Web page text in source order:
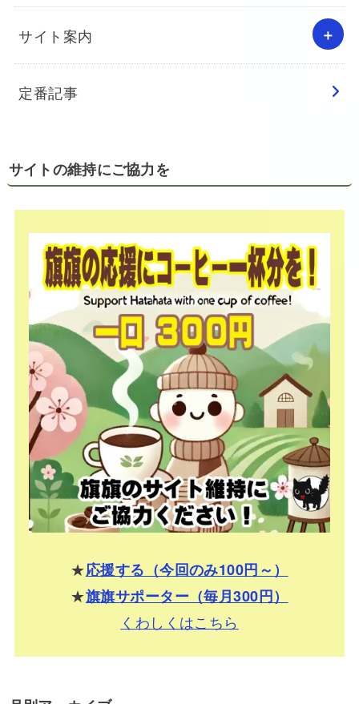
サイト案内
定番記事
サイトの維持にご協力を
★応援する（今回のみ100円～）
★旗旗サポーター（毎月300円）
くわしくはこちら